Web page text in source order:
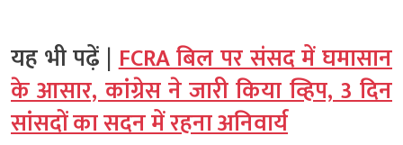
यह भी पढ़ें |FCRA बिल पर संसद में घमासान
के आसार, कांग्रेस ने जारी किया व्हिप, 3 दिन
सांसदों का सदन में रहना अनिवार्य